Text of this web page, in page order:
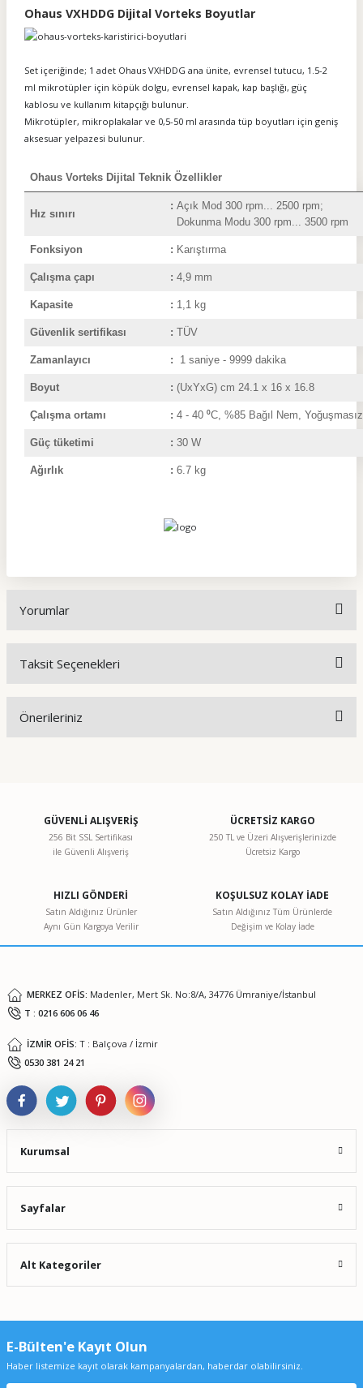
Ohaus VXHDDG Dijital Vorteks Boyutlar
Set içeriğinde; 1 adet Ohaus VXHDDG ana ünite, evrensel tutucu, 1.5-2
ml mikrotüpler için köpük dolgu, evrensel kapak, kap başlığı, güç
kablosu ve kullanım kitapçığı bulunur.
Mikrotüpler, mikroplakalar ve 0,5-50 ml arasında tüp boyutları için geniş
aksesuar yelpazesi bulunur.
Ohaus Vorteks Dijital Teknik Özellikler
Hız sınırı
: Açık Mod 300 rpm... 2500 rpm;
Dokunma Modu 300 rpm... 3500 rpm
Fonksiyon : Karıştırma
Çalışma çapı : 4,9 mm
Kapasite : 1,1 kg
Güvenlik sertifikası : TÜV
Zamanlayıcı : 1 saniye - 9999 dakika
Boyut : (UxYxG) cm 24.1 x 16 x 16.8
Çalışma ortamı : 4 - 40 ⁰C, %85 Bağıl Nem, Yoğuşmasız
Güç tüketimi : 30 W
Ağırlık : 6.7 kg
Yorumlar
Taksit Seçenekleri
Önerileriniz
Görüş ve önerileriniz için teşekkür ederiz.
Ürün resmi kalitesiz, bozuk veya görüntülenemiyor.
Ürün bilgilerinde hatalar bulunuyor.
Ürün fiyatı diğer sitelerden daha pahalı.
GÜVENLİ ALIŞVERİŞ
256 Bit SSL Sertifikası
ile Güvenli Alışveriş
ÜCRETSİZ KARGO
250 TL ve Üzeri Alışverişlerinizde
Ücretsiz Kargo
HIZLI GÖNDERİ
Satın Aldığınız Ürünler
Aynı Gün Kargoya Verilir
KOŞULSUZ KOLAY İADE
Satın Aldığınız Tüm Ürünlerde
Değişim ve Kolay İade
MERKEZ OFİS: Madenler, Mert Sk. No:8/A, 34776 Ümraniye/İstanbul
T : 0216 606 06 46
İZMİR OFİS: T : Balçova / İzmir
0530 381 24 21
Kurumsal
Sayfalar
Alt Kategoriler
E-Bülten'e Kayıt Olun
Haber listemize kayıt olarak kampanyalardan, haberdar olabilirsiniz.